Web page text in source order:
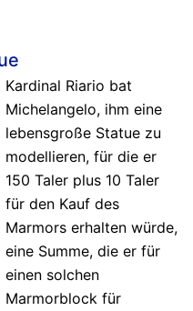
Kardinal Riario bat
Michelangelo, ihm eine
lebensgroße Statue zu
modellieren, für die er
150 Taler plus 10 Taler
für den Kauf des
Marmors erhalten würde,
eine Summe, die er für
einen solchen
Marmorblock für